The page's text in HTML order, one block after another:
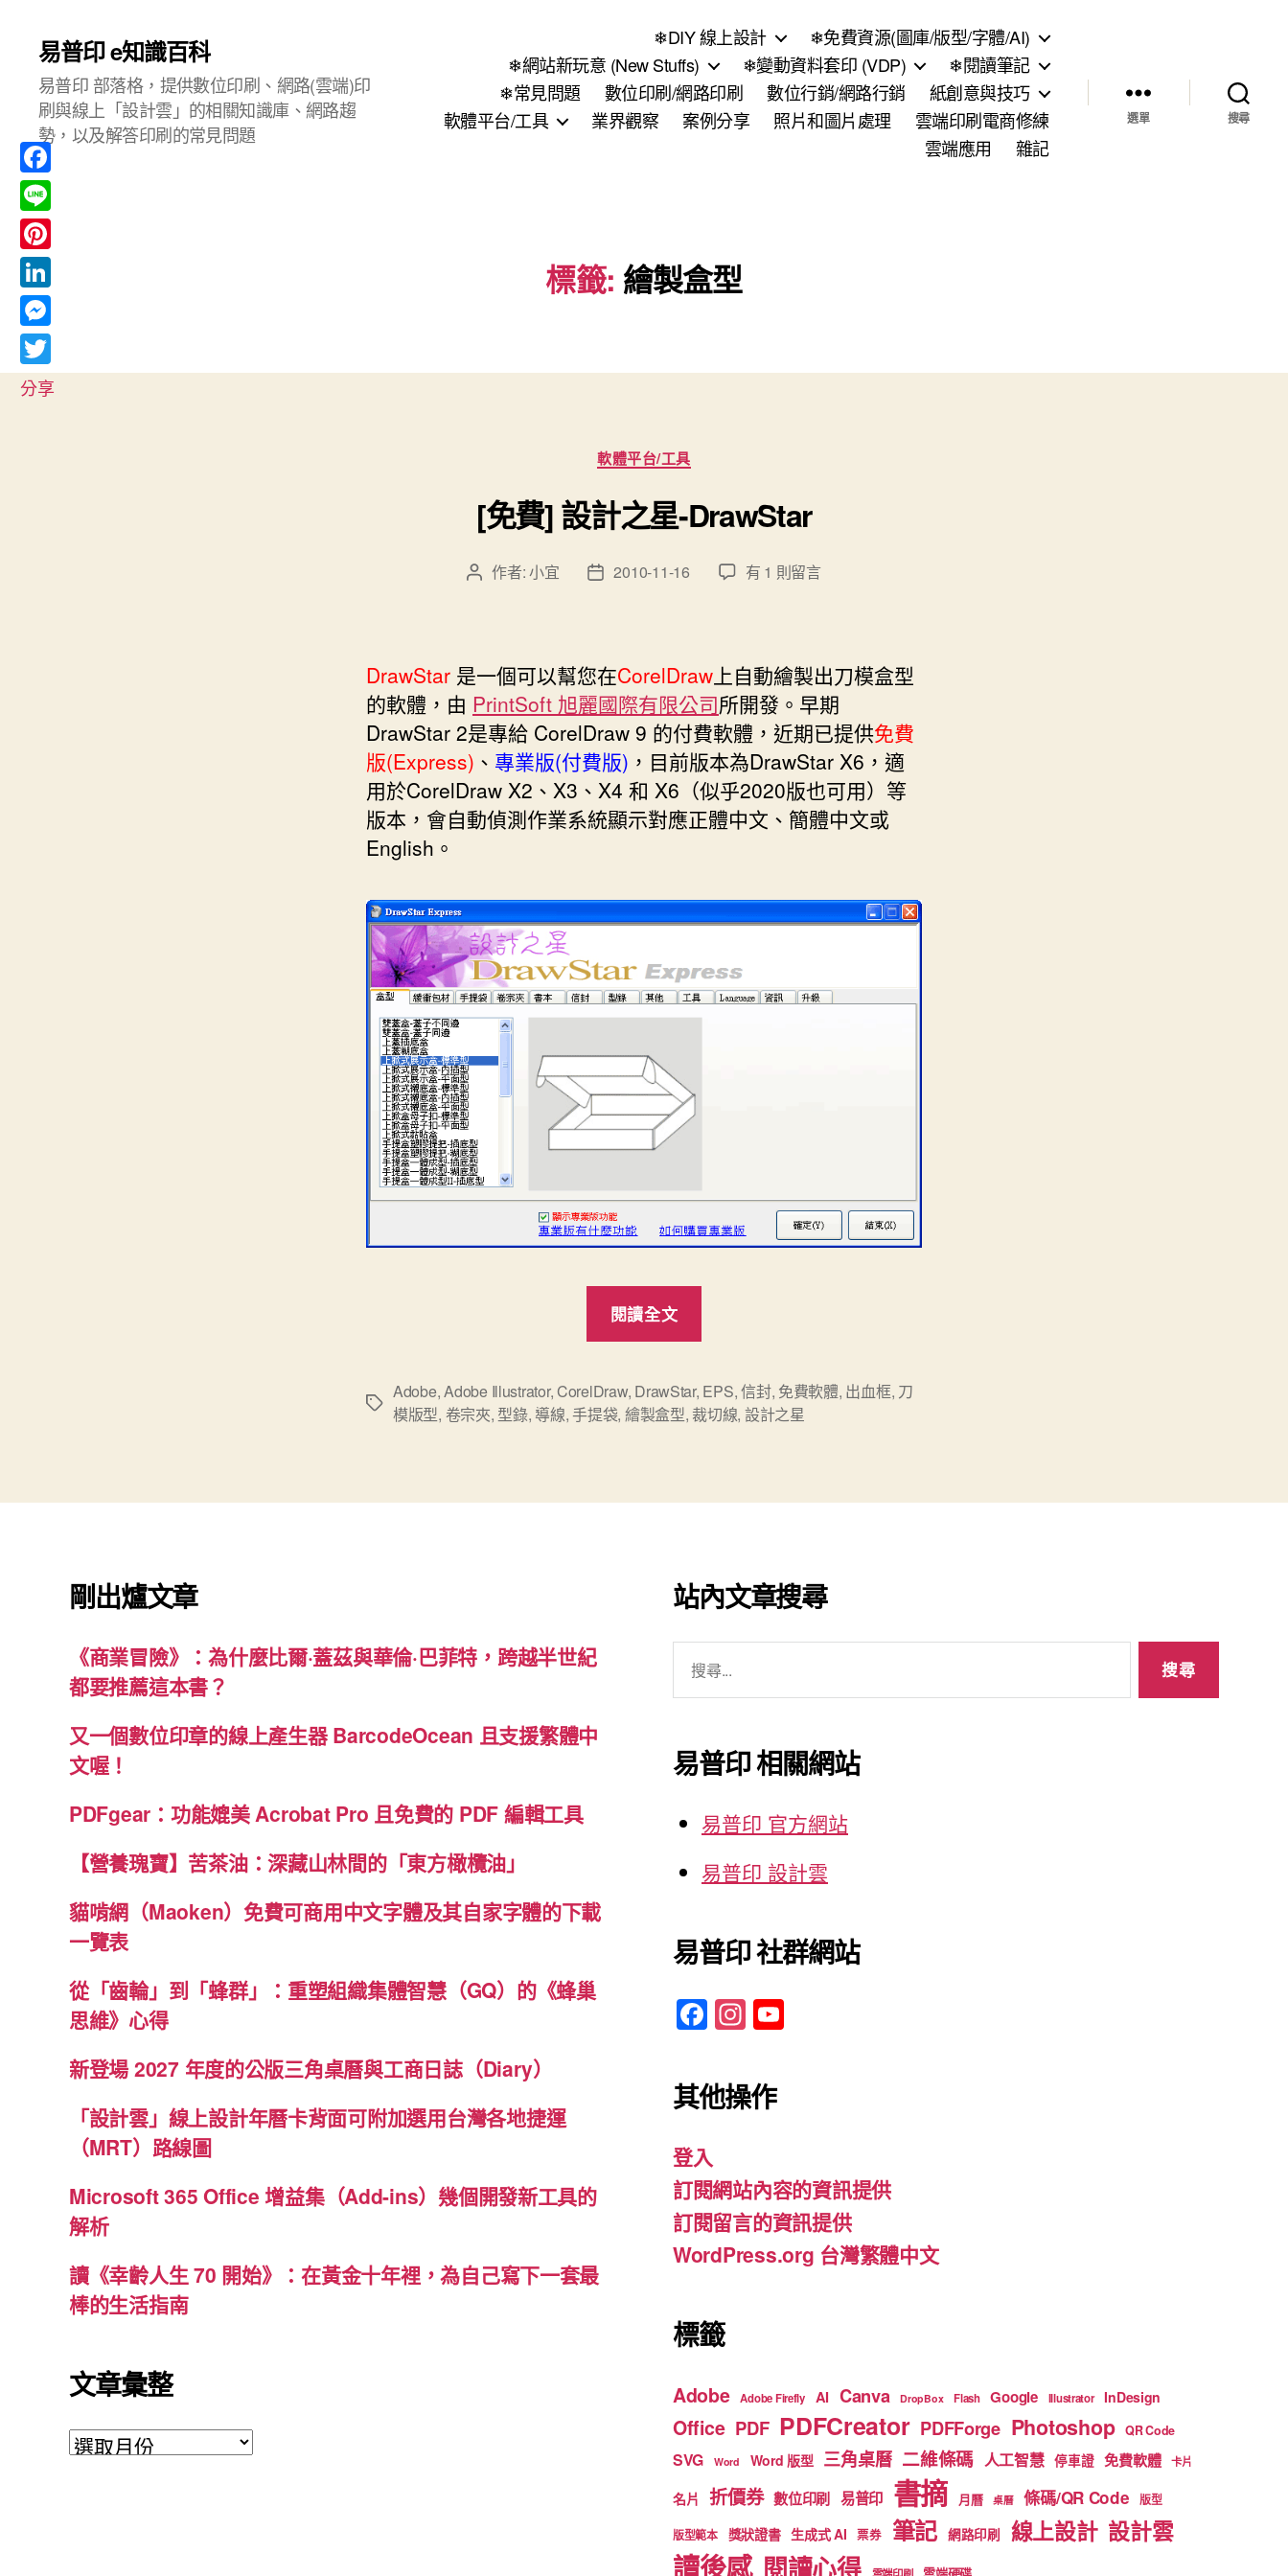
易普印 e知識百科
易普印 部落格，提供數位印刷、網路(雲端)印
刷與線上「設計雲」的相關知識庫、網路趨
勢，以及解答印刷的常見問題
❄DIY 線上設計
❄免費資源(圖庫/版型/字體/AI)
❄網站新玩意 (New Stuffs)
❄變動資料套印 (VDP)
❄閱讀筆記
❄常見問題
數位印刷/網路印刷 數位行銷/網路行銷
紙創意與技巧
軟體平台/工具
業界觀察 案例分享 照片和圖片處理
雲端印刷電商修練
雲端應用
雜記
選單 搜尋
標籤: 繪製盒型
分
類
軟體平台/工具
[免費] 設計之星-DrawStar
文 作者:小宜
文
日
期
2010-11-16
在
計
之
星-
DrawStar〉
中
有 1 則留言
DrawStar 是一個可以幫您在CorelDraw 上自動繪製出刀模盒型
的軟體，由 PrintSoft 旭麗國際有限公司所開發。早期
DrawStar 2是專給 CorelDraw 9 的付費軟體，近期已提供免費
版(Express) 、 專業版(付費版) ，目前版本為DrawStar X6，適
用於CorelDraw X2、X3、X4 和 X6（似乎2020版也可用）等
版本，會自動偵測作業系統顯示對應正體中文、簡體中文或
English。
閱讀全文
計
之
標
Adobe,Adobe Illustrator,CorelDraw, DrawStar, EPS,信封, 免費軟體, 出血框, 刀
模版型, 卷宗夾, 型錄, 導線,手提袋, 繪製盒型, 裁切線, 設計之星
剛出爐文章
《商業冒險》：為什麼比爾·蓋茲與華倫·巴菲特，跨越半世紀
都要推薦這本書？
又一個數位印章的線上產生器 BarcodeOcean 且支援繁體中
文喔！
PDFgear：功能媲美 Acrobat Pro 且免費的 PDF 編輯工具
【營養瑰寶】苦茶油：深藏山林間的「東方橄欖油」
貓啃網（Maoken）免費可商用中文字體及其自家字體的下載
一覽表
從「齒輪」到「蜂群」：重塑組織集體智慧（GQ）的《蜂巢
思維》心得
新登場 2027 年度的公版三角桌曆與工商日誌（Diary）
「設計雲」線上設計年曆卡背面可附加選用台灣各地捷運
（MRT）路線圖
Microsoft 365 Office 增益集（Add-ins）幾個開發新工具的
解析
讀《幸齡人生 70 開始》：在黃金十年裡，為自己寫下一套最
棒的生活指南
文章彙整
文
站內文章搜尋
字:
易普印 相關網站
易普印 官方網站
易普印 設計雲
易普印 社群網站
F
c
e
o
o
k
In
a
gr
m b
e
其他操作
登入
訂閱網站內容的資訊提供
訂閱留言的資訊提供
WordPress.org 台灣繁體中文
標籤
Adobe Adobe Firefly AI Canva DropBox Flash Google Illustrator InDesign
Office PDF PDFCreator PDFForge Photoshop QR Code
SVG Word Word 版型 三角桌曆 二維條碼 人工智慧 停車證 免費軟體 卡片
名片 折價券 數位印刷 易普印 書摘 月曆 桌曆 條碼/QR Code 版型
版型範本 獎狀證書 生成式 AI 票券 筆記 網路印刷 線上設計 設計雲
讀後感 閱讀心得
F
a
c
e
b
o
o
k
L
i
n
e
P
i
n
t
e
L
i
n
k
M
e
s
T
分享